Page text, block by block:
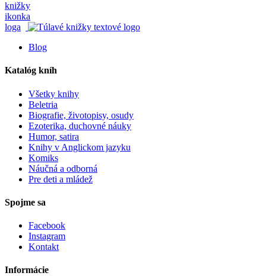
Blog
Katalóg kníh
Všetky knihy
Beletria
Biografie, životopisy, osudy
Ezoterika, duchovné náuky
Humor, satira
Knihy v Anglickom jazyku
Komiks
Náučná a odborná
Pre deti a mládež
Spojme sa
Facebook
Instagram
Kontakt
Informácie